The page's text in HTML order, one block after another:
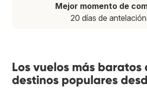
Mejor momento de
20 días de antelación
Los vuelos más baratos
destinos populares